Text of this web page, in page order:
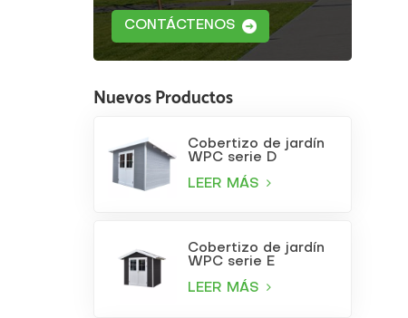
CONTÁCTENOS
Nuevos Productos
Cobertizo de jardín
WPC serie D
LEER MÁS
Cobertizo de jardín
WPC serie E
LEER MÁS